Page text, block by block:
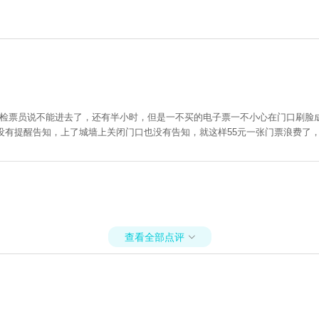
员说不能进去了，还有半小时，但是一不买的电子票一不小心在门口刷
提醒告知，上了城墙上关闭门口也没有告知，就这样55元一张门票浪费
查看全部点评 